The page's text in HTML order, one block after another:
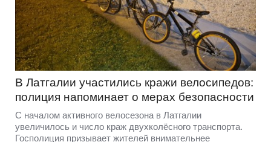
В Латгалии участились кражи велосипедов:
полиция напоминает о мерах безопасности
С началом активного велосезона в Латгалии
увеличилось и число краж двухколёсного транспорта.
Госполиция призывает жителей внимательнее